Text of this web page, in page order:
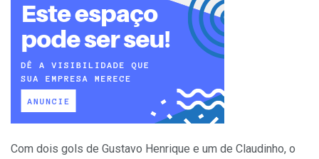
Com dois gols de Gustavo Henrique e um de Claudinho, o